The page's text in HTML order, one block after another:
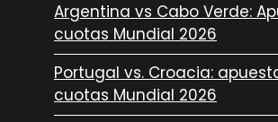
Argentina vs Cabo Verde:
cuotas Mundial 2026
Portugal vs. Croacia:
cuotas Mundial 2026